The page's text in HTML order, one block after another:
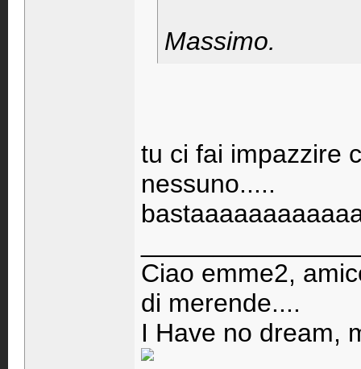
Massimo.
tu ci fai impazzire
nessuno.....
Ciao emme2,
di merende....
I Have no dream,